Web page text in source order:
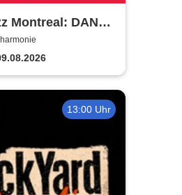
Montreal: DANCE
13:00 Uhr